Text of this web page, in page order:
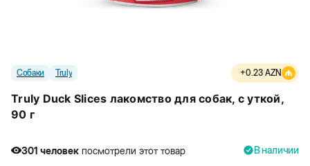
Собаки Truly +0.23 AZN
Truly Duck Slices лакомство для собак, с уткой,
90 г
301 человек посмотрели этот товар
В наличии